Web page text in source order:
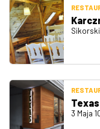
3 Maja